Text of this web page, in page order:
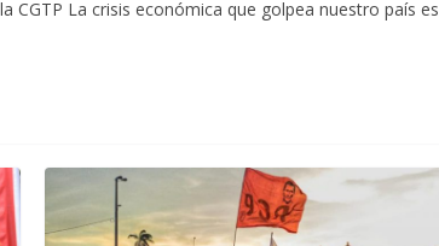
CGTP La crisis económica que golpea nuestro país es